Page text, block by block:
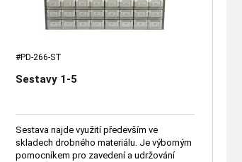
#PD-266-ST
Sestavy 1-5
Sestava najde využití především ve
skladech drobného materiálu. Je výborným
pomocníkem pro zavedení a udržování